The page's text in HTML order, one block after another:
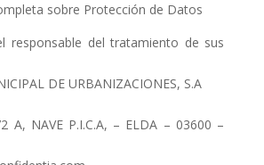
sobre Protección de Datos
responsable del tratamiento de sus
DE URBANIZACIONES, S.A
A, NAVE P.I.C.A, – ELDA – 03600 –